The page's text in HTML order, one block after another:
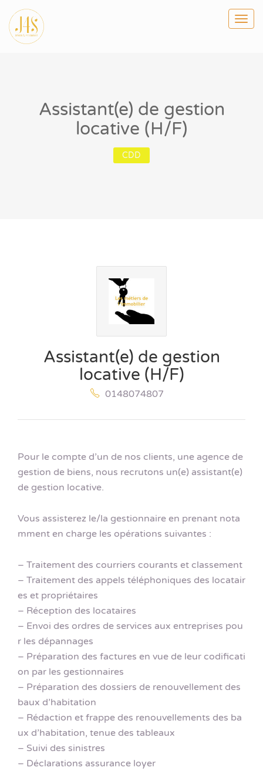
Assistant(e) de gestion
locative (H/F)
CDD
Assistant(e) de gestion
locative (H/F)
0148074807
Pour le compte d’un de nos clients, une agence de
gestion de biens, nous recrutons un(e) assistant(e)
de gestion locative.
Vous assisterez le/la gestionnaire en prenant nota
mment en charge les opérations suivantes :
– Traitement des courriers courants et classement
– Traitement des appels téléphoniques des locatair
es et propriétaires
– Réception des locataires
– Envoi des ordres de services aux entreprises pou
r les dépannages
– Préparation des factures en vue de leur codificati
on par les gestionnaires
– Préparation des dossiers de renouvellement des
baux d’habitation
– Rédaction et frappe des renouvellements des ba
ux d’habitation, tenue des tableaux
– Suivi des sinistres
– Déclarations assurance loyer